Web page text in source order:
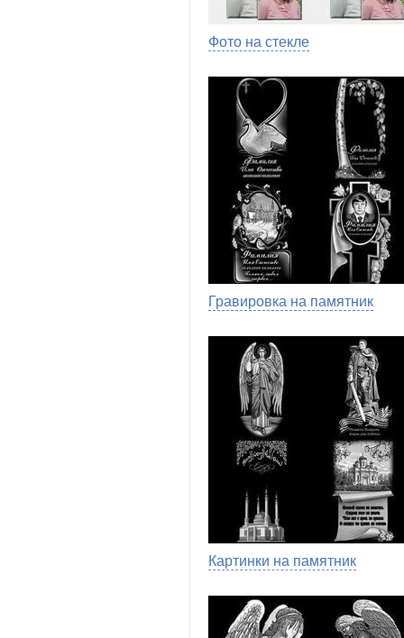
Фото на стекле
Гравировка на памятник
Картинки на памятник